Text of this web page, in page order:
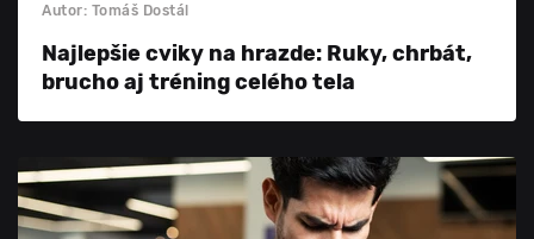
Autor: Tomáš Dostál
Najlepšie cviky na hrazde: Ruky, chrbát,
brucho aj tréning celého tela